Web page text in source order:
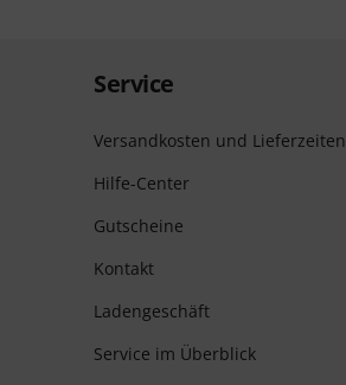
Service
Versandkosten und Lieferzeiten
Hilfe-Center
Gutscheine
Kontakt
Ladengeschäft
Service im Überblick